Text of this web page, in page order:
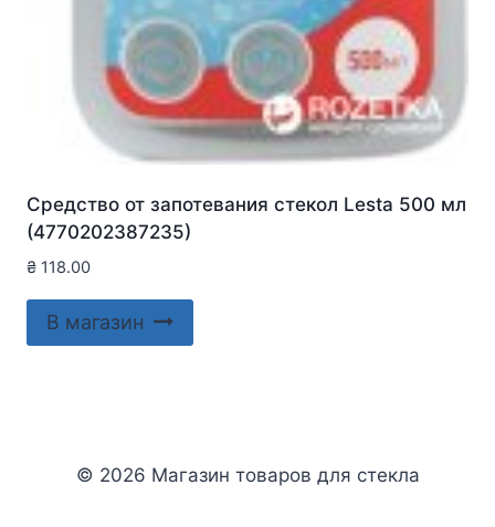
Средство от запотевания стекол Lesta 500 мл
(4770202387235)
₴ 118.00
В магазин
© 2026 Магазин товаров для стекла